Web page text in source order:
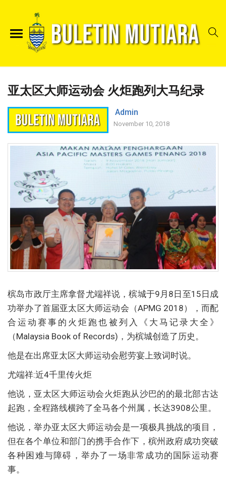
亚太区大师运动会 火炬跑列大马纪录
Admin
November 10, 2018
槟岛市政厅主席拿督尤端祥说，槟城于9月8日至15日成
功举办了首届亚太区大师运动会（APMG 2018），而配
合运动赛事的火炬跑也被列入《大马记录大全》
（Malaysia Book of Records)，为槟城创造了历史。
他是在出席亚太区大师运动会慰劳宴上致词时说。
尤端祥:近4千里传火炬
他说，亚太区大师运动会火炬跑从沙巴的的最北部古达
起跑，全程路线横跨了全马各个州属，长达3908公里。
他说，举办亚太区大师运动会是一项极具挑战的项目，
但在各个单位和部门的携手合作下，槟州政府成功突破
各种困难与障碍，举办了一场非常成功的国际运动赛
事。